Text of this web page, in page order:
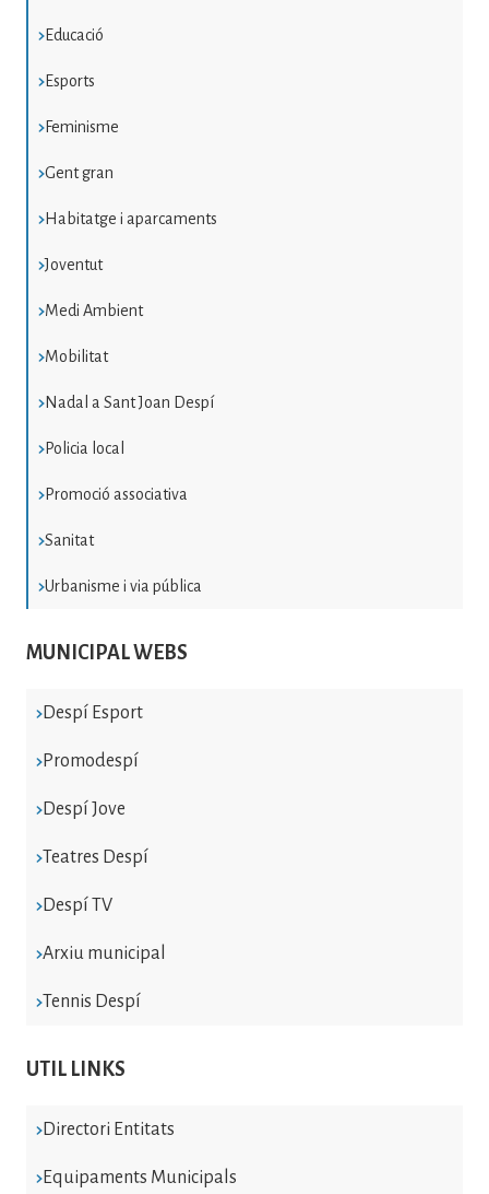
Educació
Esports
Feminisme
Gent gran
Habitatge i aparcaments
Joventut
Medi Ambient
Mobilitat
Nadal a Sant Joan Despí
Policia local
Promoció associativa
Sanitat
Urbanisme i via pública
MUNICIPAL WEBS
Despí Esport
Promodespí
Despí Jove
Teatres Despí
Despí TV
Arxiu municipal
Tennis Despí
UTIL LINKS
Directori Entitats
Equipaments Municipals